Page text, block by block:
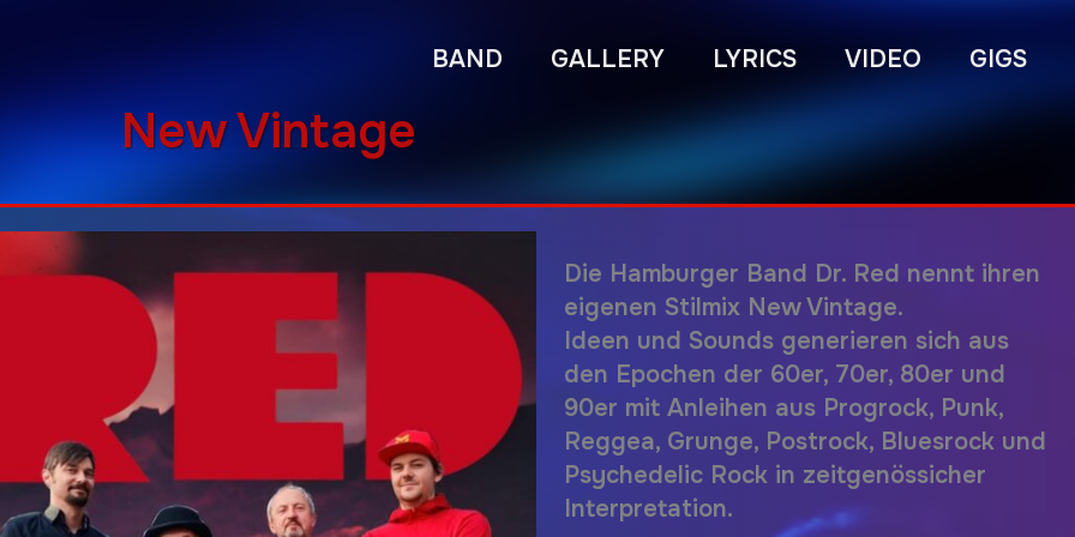
BAND GALLERY LYRICS VIDEO GIGS
New Vintage
Die Hamburger Band Dr. Red nennt ihren
eigenen Stilmix New Vintage.
Ideen und Sounds generieren sich aus
den Epochen der 60er, 70er, 80er und
90er mit Anleihen aus Progrock, Punk,
Reggea, Grunge, Postrock, Bluesrock und
Psychedelic Rock in zeitgenössicher
Interpretation.